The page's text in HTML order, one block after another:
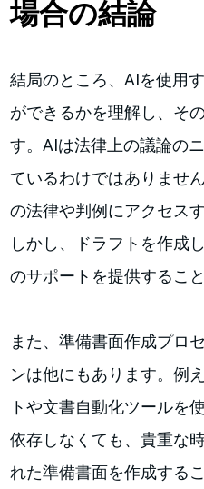
場合の結論
結局のところ、AIを使用
ができるかを理解し、そ
す。AIは法律上の議論の
ているわけではありませ
の法律や判例にアクセス
しかし、ドラフトを作成
のサポートを提供するこ
また、準備書面作成プロ
ンは他にもあります。例
トや文書自動化ツールを
依存しなくても、貴重な
れた準備書面を作成する